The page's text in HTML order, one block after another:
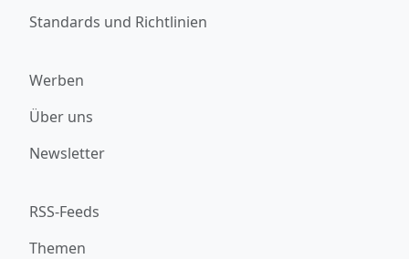
Standards und Richtlinien
Werben
Über uns
Newsletter
RSS-Feeds
Themen